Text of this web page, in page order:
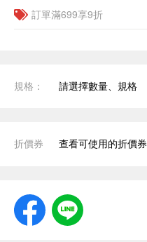
訂單滿699享9折
規格： 請選擇數量、規格
折價券 查看可使用的折價券